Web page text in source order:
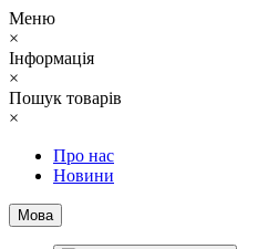
Меню
×
Інформація
×
Пошук товарів
×
Про нас
Новини
Мова